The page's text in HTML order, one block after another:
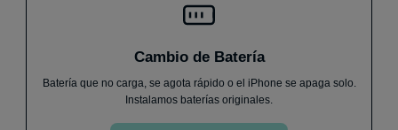
Cambio de Batería
Batería que no carga, se agota rápido o el iPhone se apaga solo.
Instalamos baterías originales.